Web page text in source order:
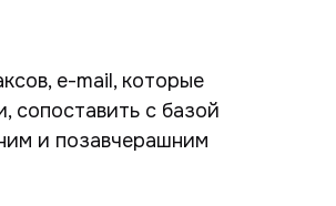
e-mail, которые
сопоставить с базой
и позавчерашним